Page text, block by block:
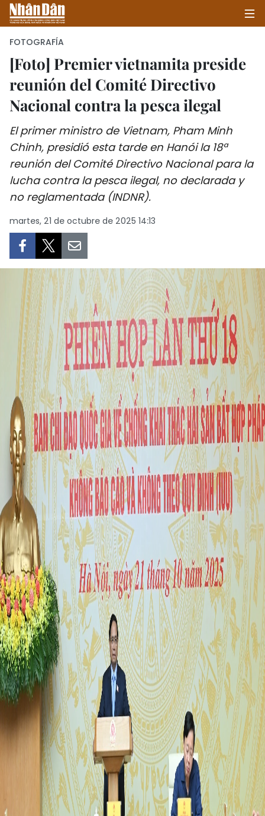
INICIO
POLÍTICA
ECONOMÍA
SOCIEDAD
SALUD - MEDIO AMBIENTE
CULTURA - ENTRETENIMIENTO
DEPORTES
VIAJES
PUENTE DE AMISTAD
HISTORIAS MULTIMEDIA
FOTOGRAFÍA
¿QUIÉNES SOMOS?
TIẾNG VIỆT
ENGLISH
中文
FRANÇAIS
РУССКИЙ
FOTOGRAFÍA
[Foto] Premier vietnamita preside
reunión del Comité Directivo
Nacional contra la pesca ilegal
El primer ministro de Vietnam, Pham Minh
Chinh, presidió esta tarde en Hanói la 18ª
reunión del Comité Directivo Nacional para la
lucha contra la pesca ilegal, no declarada y
no reglamentada (INDNR).
martes, 21 de octubre de 2025 14:13